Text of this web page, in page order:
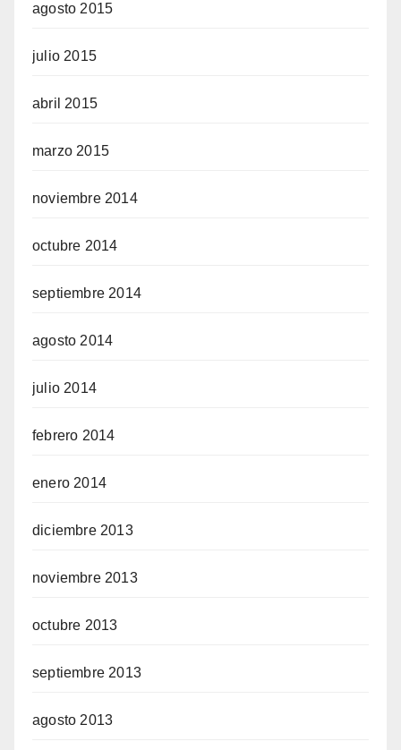
agosto 2015
julio 2015
abril 2015
marzo 2015
noviembre 2014
octubre 2014
septiembre 2014
agosto 2014
julio 2014
febrero 2014
enero 2014
diciembre 2013
noviembre 2013
octubre 2013
septiembre 2013
agosto 2013